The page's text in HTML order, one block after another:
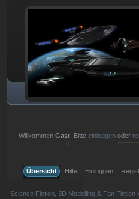
WillkommenGast . Bitteeinloggen oder
Übersicht
Hilfe Einloggen
Science Fiction, 3D Modelling & Fan Fiction